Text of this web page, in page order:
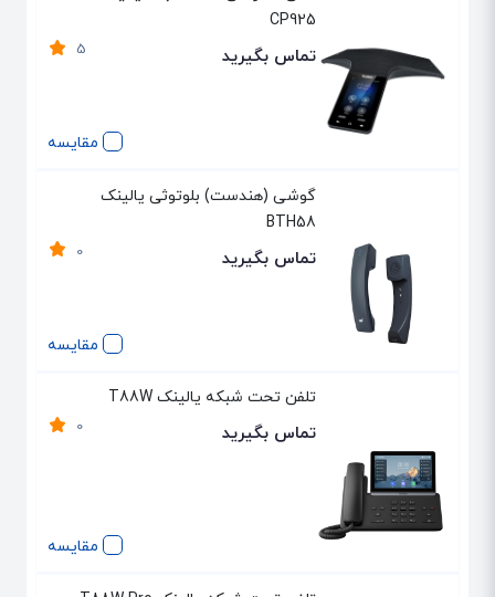
مقایسه
CP925
5 تماس بگیرید
مقایسه
گوشی (هندست) بلوتوثی یالینک
BTH58
0 تماس بگیرید
مقایسه
تلفن تحت شبکه یالینک T88W
0 تماس بگیرید